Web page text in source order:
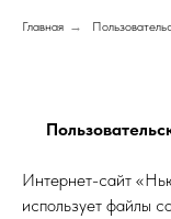
Главная →
Интернет-сайт
использует файлы